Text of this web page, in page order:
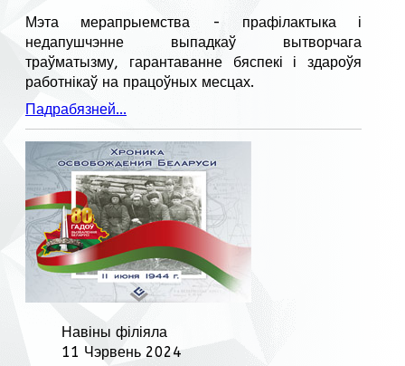
Мэта мерапрыемства - прафілактыка і
недапушчэнне выпадкаў вытворчага
траўматызму, гарантаванне бяспекі і здароўя
работнікаў на працоўных месцах.
Падрабязней...
Навіны філіяла
11 Чэрвень 2024